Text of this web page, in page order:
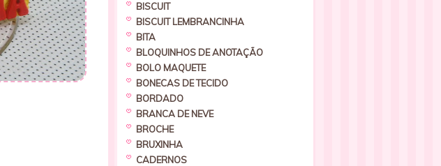
BISCUIT
BISCUIT LEMBRANCINHA
BITA
BLOQUINHOS DE ANOTAÇÃO
BOLO MAQUETE
BONECAS DE TECIDO
BORDADO
BRANCA DE NEVE
BROCHE
BRUXINHA
CADERNOS